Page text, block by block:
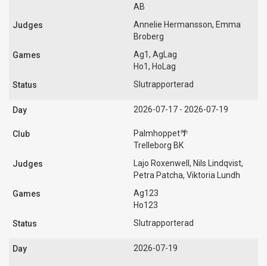
AB
Annelie Hermansson, Emma
Broberg
Ag1, AgLag
Ho1, HoLag
Slutrapporterad
2026-07-17 - 2026-07-19
Palmhoppet🌴
Trelleborg BK
Lajo Roxenwell, Nils Lindqvist,
Petra Patcha, Viktoria Lundh
Ag123
Ho123
Slutrapporterad
2026-07-19